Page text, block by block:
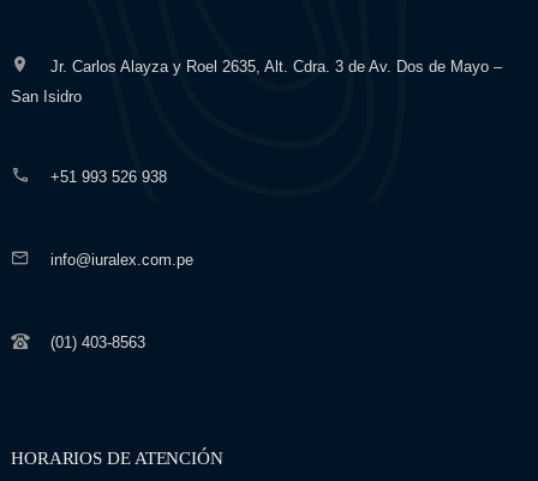
Jr. Carlos Alayza y Roel 2635, Alt. Cdra. 3 de Av. Dos de Mayo –
San Isidro
+51 993 526 938
info@iuralex.com.pe
(01) 403-8563
HORARIOS DE ATENCIÓN